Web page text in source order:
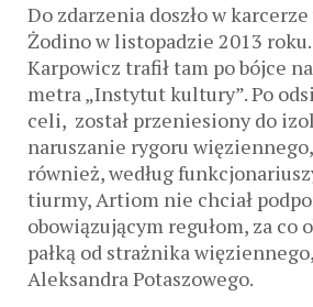
Do zdarzenia doszło w
Żodino w listopadzie 2013
Karpowicz trafił tam po bójce
metra „Instytut kultury”. Po
celi, został przeniesiony do
naruszanie rygoru
również, według
tiurmy, Artiom nie chciał
obowiązującym regułom, za co
pałką od strażnika
Aleksandra Potaszowego.